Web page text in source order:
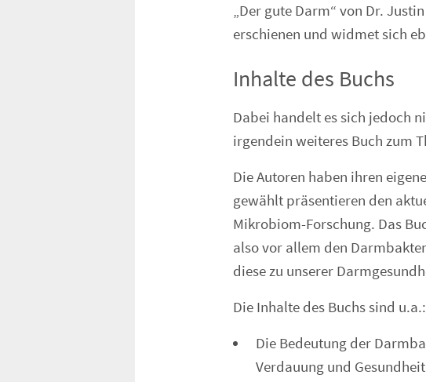
„Der gute Darm“ von Dr.
erschienen und widmet sich
Inhalte des Buchs
Dabei handelt es sich jedoch
irgendein weiteres Buch zum
Die Autoren haben ihren
gewählt präsentieren den
Mikrobiom-Forschung. Das
also vor allem den
diese zu unserer
Die Inhalte des Buchs sind u.a.:
Die Bedeutung der
Verdauung und Gesundheit